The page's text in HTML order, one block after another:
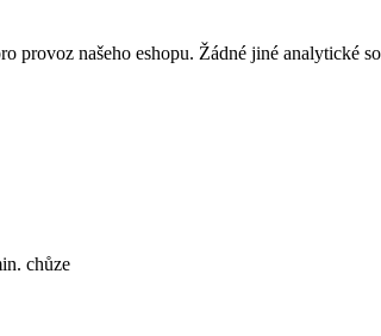
provoz našeho eshopu. Žádné jiné
chůze